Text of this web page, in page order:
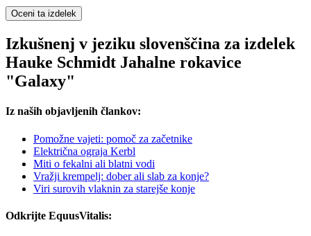
Oceni ta izdelek
Izkušnenj v jeziku slovenščina za izdelek
Hauke Schmidt Jahalne rokavice
"Galaxy"
Iz naših objavljenih člankov:
Pomožne vajeti: pomoč za začetnike
Električna ograja Kerbl
Miti o fekalni ali blatni vodi
Vražji krempelj: dober ali slab za konje?
Viri surovih vlaknin za starejše konje
Odkrijte EquusVitalis: